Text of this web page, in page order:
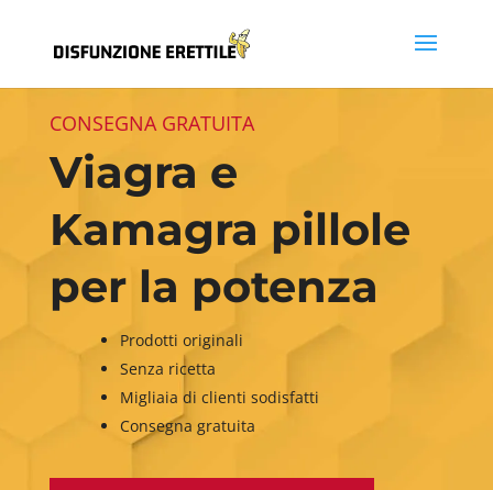
CONSEGNA GRATUITA
Viagra e
Kamagra pillole
per la potenza
Prodotti originali
Senza ricetta
Migliaia di clienti sodisfatti
Consegna gratuita